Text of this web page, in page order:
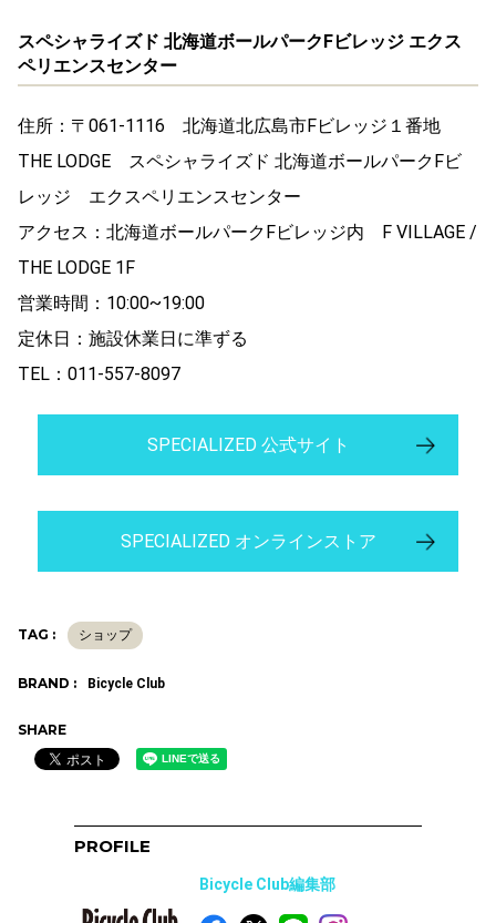
スペシャライズド 北海道ボールパークFビレッジ エクス
ペリエンスセンター
住所：〒061-1116 北海道北広島市Fビレッジ１番地
THE LODGE スペシャライズド 北海道ボールパークFビ
レッジ エクスペリエンスセンター
アクセス：北海道ボールパークFビレッジ内 F VILLAGE /
THE LODGE 1F
営業時間：10:00~19:00
定休日：施設休業日に準ずる
TEL：011-557-8097
SPECIALIZED 公式サイト
SPECIALIZED オンラインストア
TAG : ショップ
BRAND : Bicycle Club
SHARE
PROFILE
Bicycle Club編集部